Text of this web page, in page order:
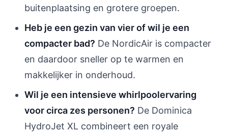
buitenplaatsing en grotere groepen.
Heb je een gezin van vier of wil je een
compacter bad? De NordicAir is compacter
en daardoor sneller op te warmen en
makkelijker in onderhoud.
Wil je een intensieve whirlpoolervaring
voor circa zes personen? De Dominica
HydroJet XL combineert een royale